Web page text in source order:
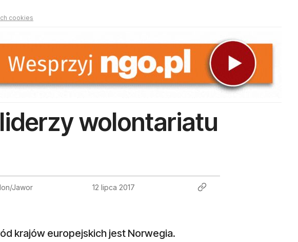
cookies
wolontariatu
Jawor 12 lipca 2017
krajów europejskich jest Norwegia.